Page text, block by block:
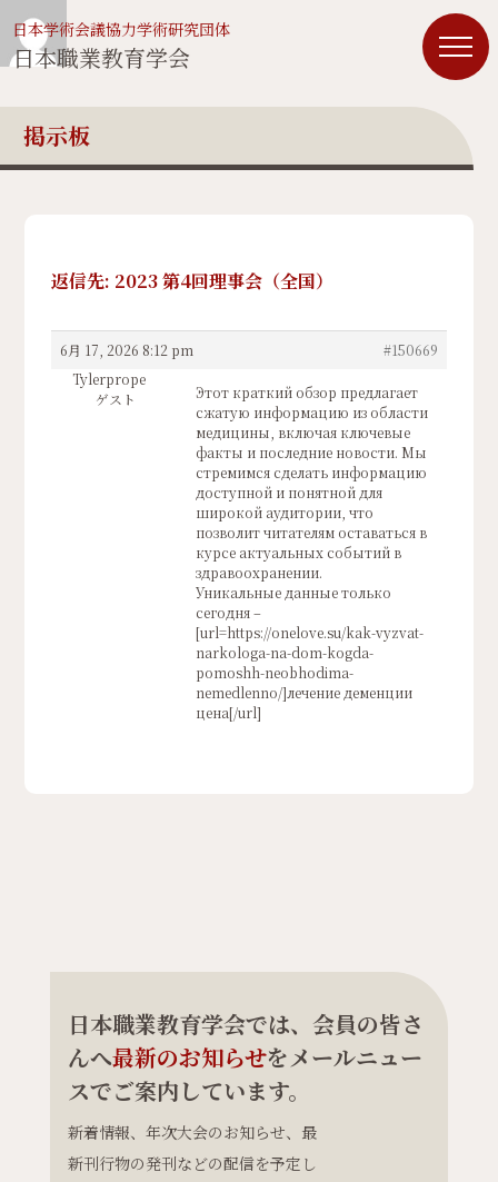
日本学術会議協力学術研究団体
日本職業教育学会
掲示板
返信先: 2023 第4回理事会（全国）
6月 17, 2026 8:12 pm
#150669
Tylerprope
ゲスト
Этот краткий обзор предлагает
сжатую информацию из области
медицины, включая ключевые
факты и последние новости. Мы
стремимся сделать информацию
доступной и понятной для
широкой аудитории, что
позволит читателям оставаться в
курсе актуальных событий в
здравоохранении.
Уникальные данные только
сегодня –
[url=https://onelove.su/kak-vyzvat-
narkologa-na-dom-kogda-
pomoshh-neobhodima-
nemedlenno/]лечение деменции
цена[/url]
日本職業教育学会では、会員の皆さ
んへ最新のお知らせをメールニュー
スでご案内しています。
新着情報、年次大会のお知らせ、最
新刊行物の発刊などの配信を予定し